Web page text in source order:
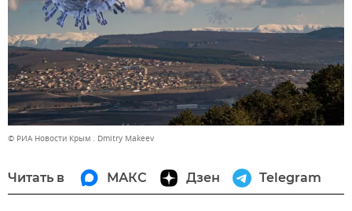
© РИА Новости Крым . Dmitry Makeev
Читать в МАКС Дзен Telegram